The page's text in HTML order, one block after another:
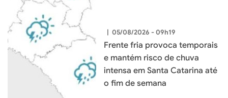
| 05/08/2026 - 09h19
Frente fria provoca temporais
e mantém risco de chuva
intensa em Santa Catarina até
o fim de semana